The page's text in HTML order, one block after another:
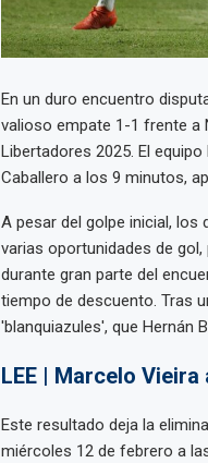
En un duro encuentro
valioso empate 1-1 frente a
Libertadores 2025. El
Caballero a los 9 minutos,
A pesar del golpe inicial,
varias oportunidades de
durante gran parte del
tiempo de descuento. Tras
'blanquiazules', que Hernán
LEE | Marcelo
Este resultado deja la
miércoles 12 de febrero a